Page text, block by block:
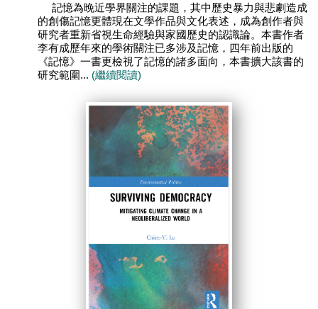
記憶為晚近學界關注的課題，其中歷史暴力與悲劇造成
的創傷記憶更體現在文學作品與文化表述，成為創作者與
研究者重新省視生命經驗與家國歷史的認識論。本書作者
李有成歷年來的學術關注已多涉及記憶，四年前出版的
《記憶》一書更檢視了記憶的諸多面向，本書擴大該書的
研究範圍... (繼續閱讀)